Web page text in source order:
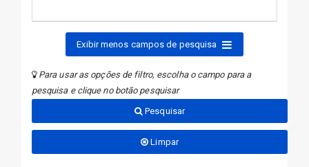
Exibir menos campos de pesquisa
Para usar as opções de filtro, escolha o campo para a
pesquisa e clique no botão pesquisar
Pesquisar
Limpar